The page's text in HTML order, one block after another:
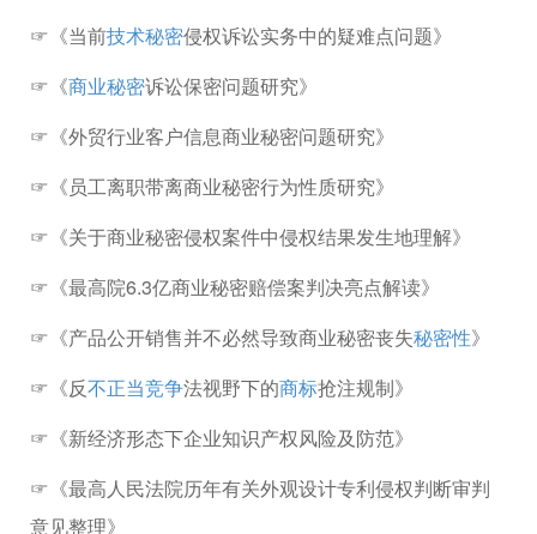
☞《当前技术秘密侵权诉讼实务中的疑难点问题》
☞《商业秘密诉讼保密问题研究》
☞《外贸行业客户信息商业秘密问题研究》
☞《员工离职带离商业秘密行为性质研究》
☞《关于商业秘密侵权案件中侵权结果发生地理解》
☞《最高院6.3亿商业秘密赔偿案判决亮点解读》
☞《产品公开销售并不必然导致商业秘密丧失秘密性》
☞《反不正当竞争法视野下的商标抢注规制》
☞《新经济形态下企业知识产权风险及防范》
☞《最高人民法院历年有关外观设计专利侵权判断审判
意见整理》